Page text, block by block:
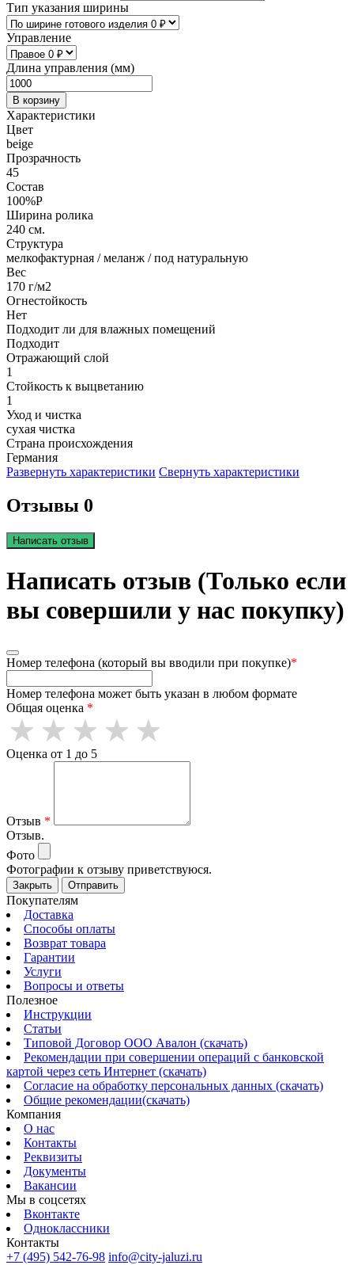
Тип указания ширины
Управление
Длина управления (мм)
В корзину
Характеристики
Цвет
beige
Прозрачность
45
Состав
100%P
Ширина ролика
240 см.
Структура
мелкофактурная / меланж / под натуральную
Вес
170 г/м2
Огнестойкость
Нет
Подходит ли для влажных помещений
Подходит
Отражающий слой
1
Стойкость к выцветанию
1
Уход и чистка
сухая чистка
Страна происхождения
Германия
Развернуть характеристики Свернуть характеристики
Отзывы 0
Написать отзыв
Написать отзыв (Только если
вы совершили у нас покупку)
Номер телефона (который вы вводили при покупке)*
Номер телефона может быть указан в любом формате
Общая оценка *
Оценка от 1 до 5
Отзыв *
Отзыв.
Фото
Фотографии к отзыву приветствуюся.
Закрыть Отправить
Покупателям
Доставка
Способы оплаты
Возврат товара
Гарантии
Услуги
Вопросы и ответы
Полезное
Инструкции
Статьи
Типовой Договор ООО Авалон (скачать)
Рекомендации при совершении операций с банковской
картой через сеть Интернет (скачать)
Согласие на обработку персональных данных (скачать)
Общие рекомендации(скачать)
Компания
О нас
Контакты
Реквизиты
Документы
Вакансии
Мы в соцсетях
Вконтакте
Одноклассники
Контакты
+7 (495) 542-76-98 info@city-jaluzi.ru